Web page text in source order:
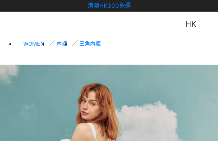
港澳HK300免運
HK
WOMEN 內褲 三角內褲